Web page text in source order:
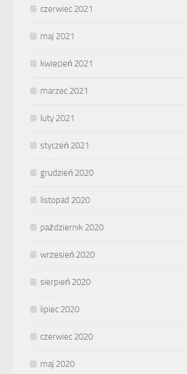
czerwiec 2021
maj 2021
kwiecień 2021
marzec 2021
luty 2021
styczeń 2021
grudzień 2020
listopad 2020
październik 2020
wrzesień 2020
sierpień 2020
lipiec 2020
czerwiec 2020
maj 2020